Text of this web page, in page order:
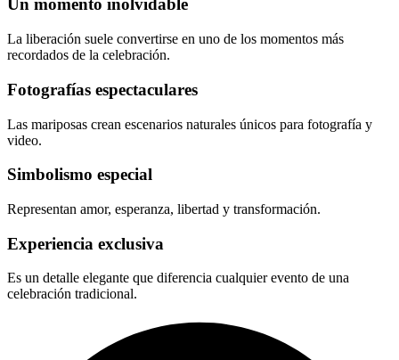
Un momento inolvidable
La liberación suele convertirse en uno de los momentos más
recordados de la celebración.
Fotografías espectaculares
Las mariposas crean escenarios naturales únicos para fotografía y
video.
Simbolismo especial
Representan amor, esperanza, libertad y transformación.
Experiencia exclusiva
Es un detalle elegante que diferencia cualquier evento de una
celebración tradicional.